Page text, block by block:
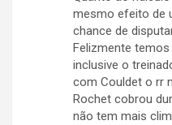
mesmo efeito de
chance de
Felizmente
inclusive o
com Couldet o rr
Rochet cobrou
não tem mais